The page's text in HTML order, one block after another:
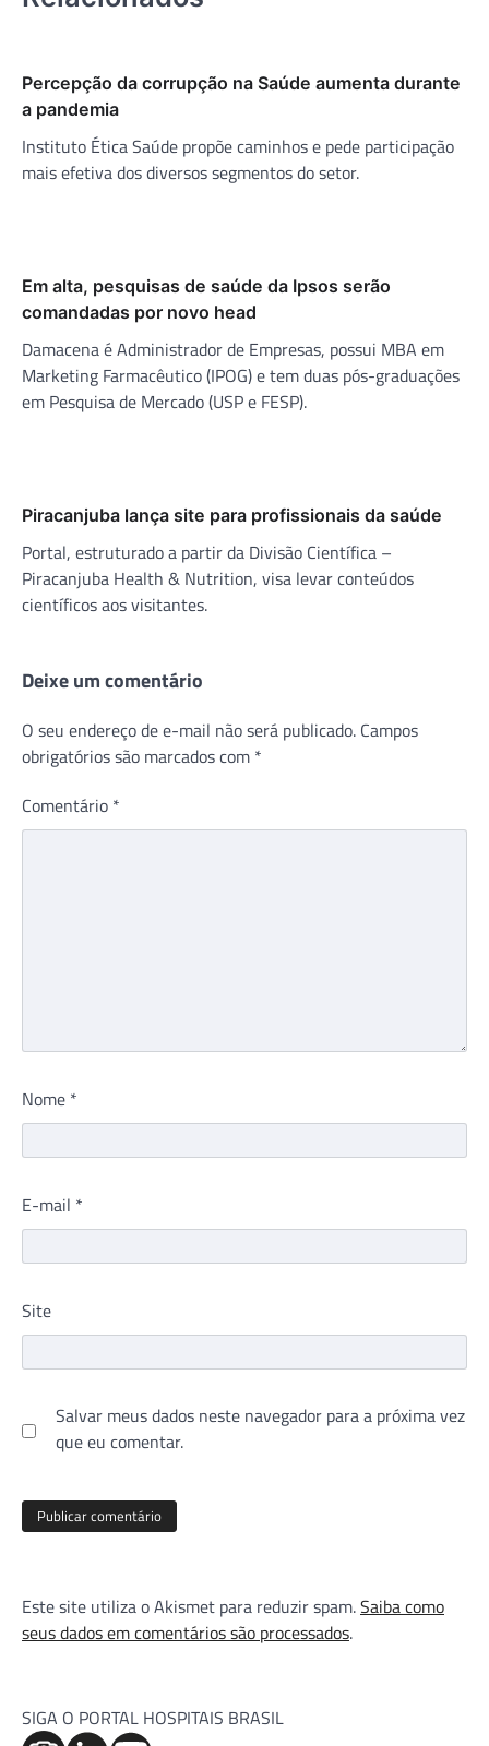
Percepção da corrupção na Saúde aumenta durante
a pandemia
Instituto Ética Saúde propõe caminhos e pede participação
mais efetiva dos diversos segmentos do setor.
Em alta, pesquisas de saúde da Ipsos serão
comandadas por novo head
Damacena é Administrador de Empresas, possui MBA em
Marketing Farmacêutico (IPOG) e tem duas pós-graduações
em Pesquisa de Mercado (USP e FESP).
Piracanjuba lança site para profissionais da saúde
Portal, estruturado a partir da Divisão Científica –
Piracanjuba Health & Nutrition, visa levar conteúdos
científicos aos visitantes.
Deixe um comentário
O seu endereço de e-mail não será publicado. Campos
obrigatórios são marcados com *
Comentário *
Nome *
E-mail *
Site
Salvar meus dados neste navegador para a próxima vez
que eu comentar.
Este site utiliza o Akismet para reduzir spam.Saiba como
seus dados em comentários são processados.
SIGA O PORTAL HOSPITAIS BRASIL